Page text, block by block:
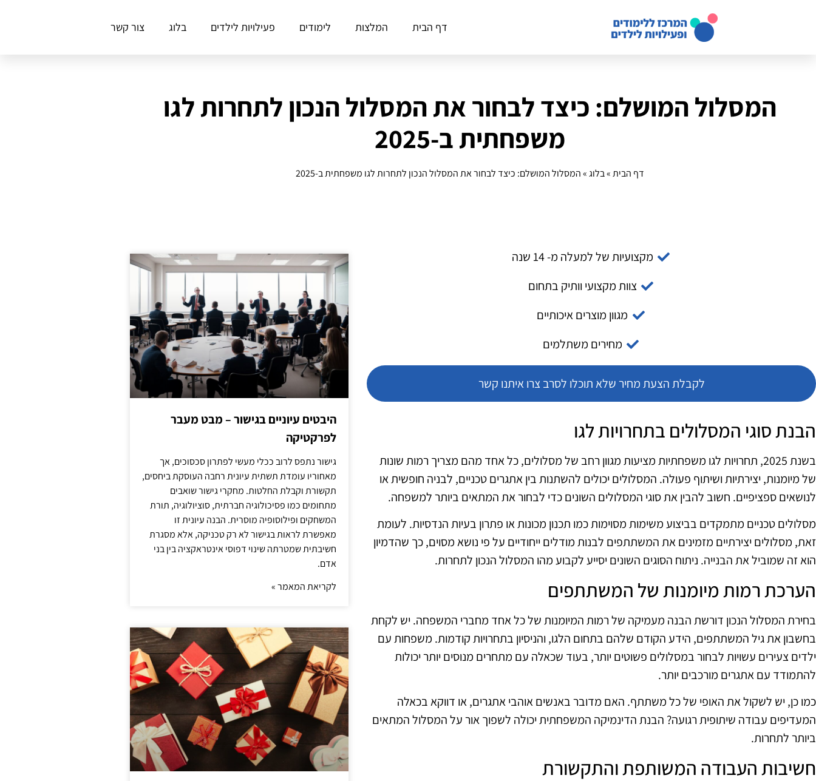
דף הבית המלצות לימודים פעילויות לילדים בלוג צור קשר
המסלול המושלם: כיצד לבחור את המסלול הנכון לתחרות לגו
משפחתית ב-2025
דף הבית»בלוג»המסלול המושלם: כיצד לבחור את המסלול הנכון לתחרות לגו משפחתית ב-2025
מקצועיות של למעלה מ- 14 שנה
צוות מקצועי וותיק בתחום
מגוון מוצרים איכותיים
מחירים משתלמים
לקבלת הצעת מחיר שלא תוכלו לסרב צרו איתנו קשר
הבנת סוגי המסלולים בתחרויות לגו
בשנת 2025, תחרויות לגו משפחתיות מציעות מגוון רחב של מסלולים, כל אחד מהם מצריך רמות שונות
של מיומנות, יצירתיות ושיתוף פעולה. המסלולים יכולים להשתנות בין אתגרים טכניים, לבניה חופשית או
לנושאים ספציפיים. חשוב להבין את סוגי המסלולים השונים כדי לבחור את המתאים ביותר למשפחה.
מסלולים טכניים מתמקדים בביצוע משימות מסוימות כמו תכנון מכונות או פתרון בעיות הנדסיות. לעומת
זאת, מסלולים יצירתיים מזמינים את המשתתפים לבנות מודלים ייחודיים על פי נושא מסוים, כך שהדמיון
הוא זה שמוביל את הבנייה. ניתוח הסוגים השונים יסייע לקבוע מהו המסלול הנכון לתחרות.
הערכת רמות מיומנות של המשתתפים
בחירת המסלול הנכון דורשת הבנה מעמיקה של רמות המיומנות של כל אחד מחברי המשפחה. יש לקחת
בחשבון את גיל המשתתפים, הידע הקודם שלהם בתחום הלגו, והניסיון בתחרויות קודמות. משפחות עם
ילדים צעירים עשויות לבחור במסלולים פשוטים יותר, בעוד שכאלה עם מתחרים מנוסים יותר יכולות
להתמודד עם אתגרים מורכבים יותר.
כמו כן, יש לשקול את האופי של כל משתתף. האם מדובר באנשים אוהבי אתגרים, או דווקא בכאלה
המעדיפים עבודה שיתופית רגועה? הבנת הדינמיקה המשפחתית יכולה לשפוך אור על המסלול המתאים
ביותר לתחרות.
חשיבות העבודה המשותפת והתקשורת
היבטים עיוניים בגישור – מבט מעבר
לפרקטיקה
גישור נתפס לרוב ככלי מעשי לפתרון סכסוכים, אך
מאחוריו עומדת תשתית עיונית רחבה העוסקת ביחסים,
תקשורת וקבלת החלטות. מחקרי גישור שואבים
מתחומים כמו פסיכולוגיה חברתית, סוציולוגיה, תורת
המשחקים ופילוסופיה מוסרית. הבנה עיונית זו
מאפשרת לראות בגישור לא רק טכניקה, אלא מסגרת
חשיבתית שמטרתה שינוי דפוסי אינטראקציה בין בני
אדם.
לקריאת המאמר »